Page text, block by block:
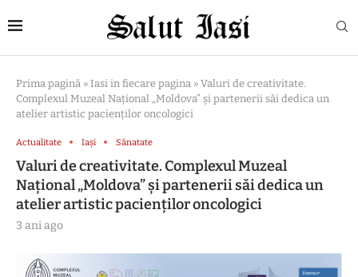
Prima pagină » Iasi in fiecare pagina » Valuri de creativitate.
Complexul Muzeal Național „Moldova” și partenerii săi dedica un
atelier artistic pacienților oncologici
Actualitate Iași Sănatate
Valuri de creativitate. Complexul Muzeal
Național „Moldova” și partenerii săi dedica un
atelier artistic pacienților oncologici
3 ani ago